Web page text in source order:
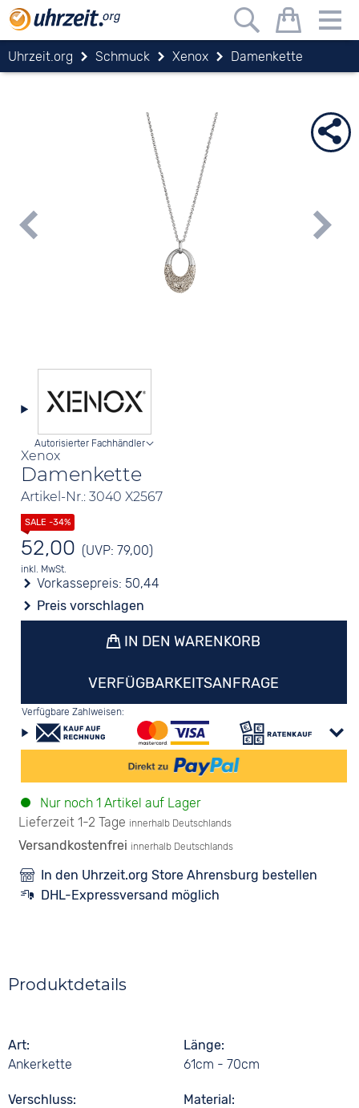
Uhrzeit.org Schmuck Xenox Damenkette
Xenox
Damenkette
Artikel-Nr.: 3040 X2567
Autorisierter Fachhändler
52,00 (UVP: 79,00)
inkl. MwSt.
Vorkassepreis: 50,44
Preis vorschlagen
IN DEN WARENKORB
VERFÜGBARKEITSANFRAGE
Verfügbare Zahlweisen:
Nur noch 1 Artikel auf Lager
Lieferzeit 1-2 Tage innerhalb Deutschlands
Versandkostenfrei innerhalb Deutschlands
In den Uhrzeit.org Store Ahrensburg bestellen
DHL-Expressversand möglich
Produktdetails
Art
Ankerkette
Länge
61cm - 70cm
Verschluss
Material